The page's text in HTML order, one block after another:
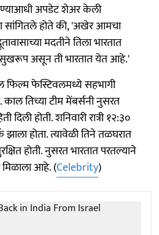
अपडेट शेअर केली
सांगितले होते की, 'अखेर आमचा
मदतीने तिला भारतात
असून ती भारतात येत आहे.'
फेस्टिवलमध्ये सहभागी
काल तिच्या टीम मेंबर्सनी नुसरत
होती. शनिवारी रात्री १२:३०
होता. त्यावेळी तिने तळघरात
होती. नुसरत भारतात परतल्याने
मिळाला आहे. (Celebrity)